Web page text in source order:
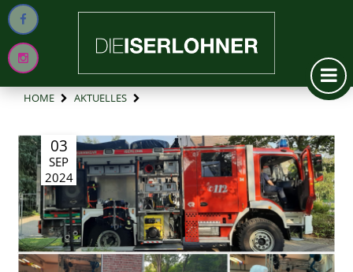
HOME AKTUELLES
03
SEP
2024